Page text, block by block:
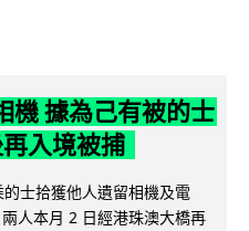
機 據為己有被的士
入境被捕
士拾獲他人遺留相機及電
人本月 2 日經港珠澳大橋再